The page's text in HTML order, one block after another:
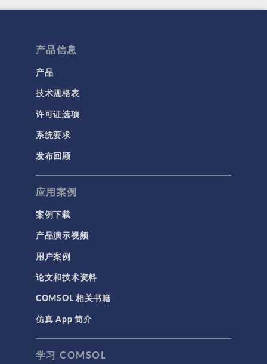
产品信息
产品
技术规格表
许可证选项
系统要求
发布回顾
应用案例
案例下载
产品演示视频
用户案例
论文和技术资料
COMSOL 相关书籍
仿真 App 简介
学习 COMSOL